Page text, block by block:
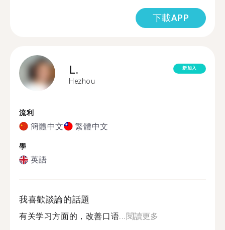
下載APP
L.
Hezhou
新加入
流利
簡體中文 繁體中文
學
英語
我喜歡談論的話題
有关学习方面的，改善口语...閱讀更多